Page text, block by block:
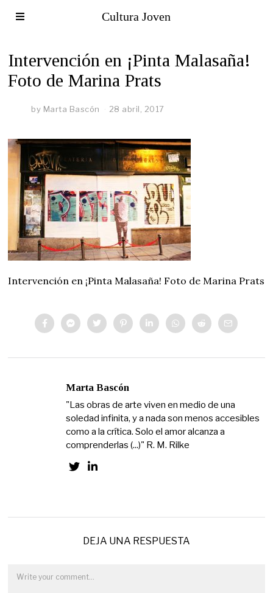
Cultura Joven
Intervención en ¡Pinta Malasaña!
Foto de Marina Prats
by Marta Bascón 28 abril, 2017
Intervención en ¡Pinta Malasaña! Foto de Marina Prats
Marta Bascón
"Las obras de arte viven en medio de una
soledad infinita, y a nada son menos accesibles
como a la crítica. Solo el amor alcanza a
comprenderlas (...)" R. M. Rilke
DEJA UNA RESPUESTA